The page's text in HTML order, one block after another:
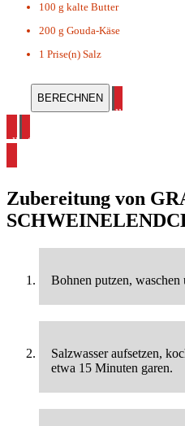
100 g kalte Butter
200 g Gouda-Käse
1 Prise(n) Salz
alle
alle Schweinefleisch Rezepte
Zubereitung von
Bohnen putzen, waschen
Salzwasser aufsetzen,
etwa 15 Minuten garen.